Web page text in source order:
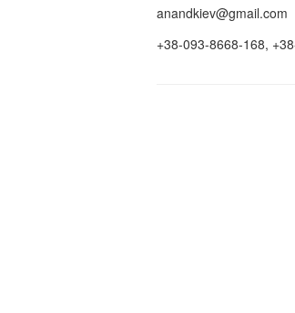
anandkiev@gmail.com
+38-093-8668-168,